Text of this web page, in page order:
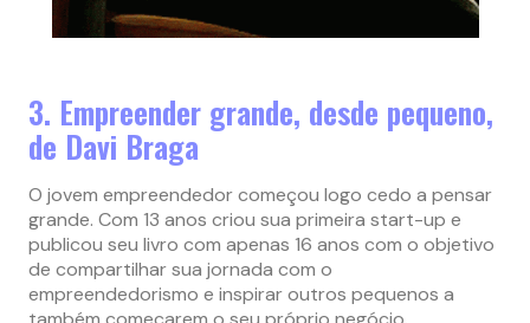
3. Empreender grande, desde pequeno,
de Davi Braga
O jovem empreendedor começou logo cedo a pensar
grande. Com 13 anos criou sua primeira start-up e
publicou seu livro com apenas 16 anos com o objetivo
de compartilhar sua jornada com o
empreendedorismo e inspirar outros pequenos a